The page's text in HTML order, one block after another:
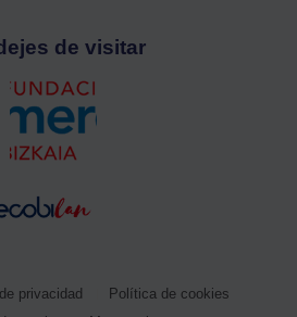
de visitar
privacidad
Política de cookies